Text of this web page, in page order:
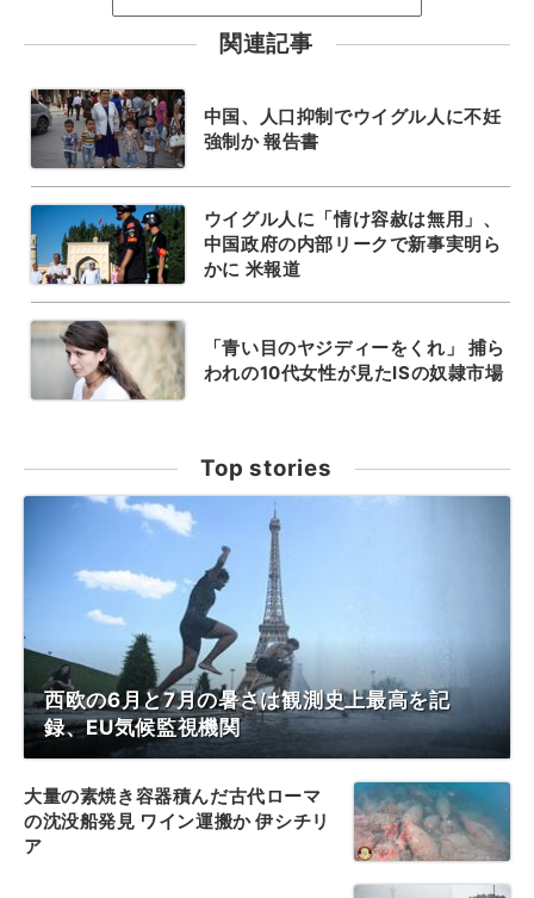
関連記事
中国、人口抑制でウイグル人に不妊
強制か 報告書
ウイグル人に「情け容赦は無用」、
中国政府の内部リークで新事実明ら
かに 米報道
「青い目のヤジディーをくれ」 捕ら
われの10代女性が見たISの奴隷市場
Top stories
西欧の6月と7月の暑さは観測史上最高を記
録、EU気候監視機関
大量の素焼き容器積んだ古代ローマ
の沈没船発見 ワイン運搬か 伊シチリ
ア